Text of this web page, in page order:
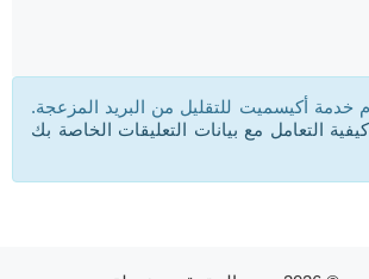
خدمة أكيسميت للتقليل من البريد المزعجة.
التعامل مع بيانات التعليقات الخاصة بك